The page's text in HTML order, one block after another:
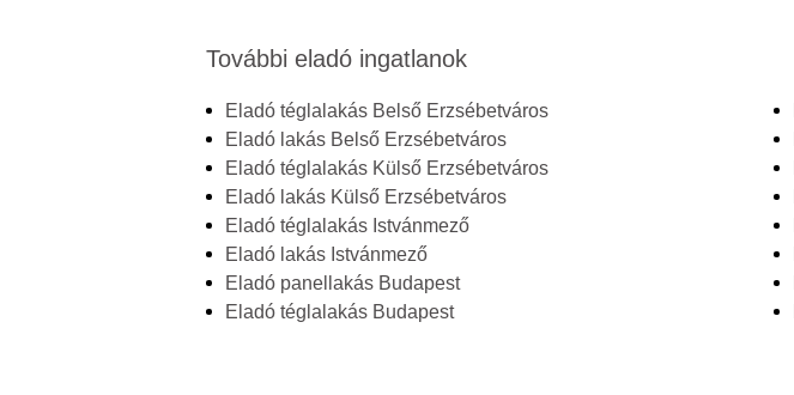
További eladó ingatlanok
Eladó téglalakás Belső Erzsébetváros
Eladó lakás Belső Erzsébetváros
Eladó téglalakás Külső Erzsébetváros
Eladó lakás Külső Erzsébetváros
Eladó téglalakás Istvánmező
Eladó lakás Istvánmező
Eladó panellakás Budapest
Eladó téglalakás Budapest